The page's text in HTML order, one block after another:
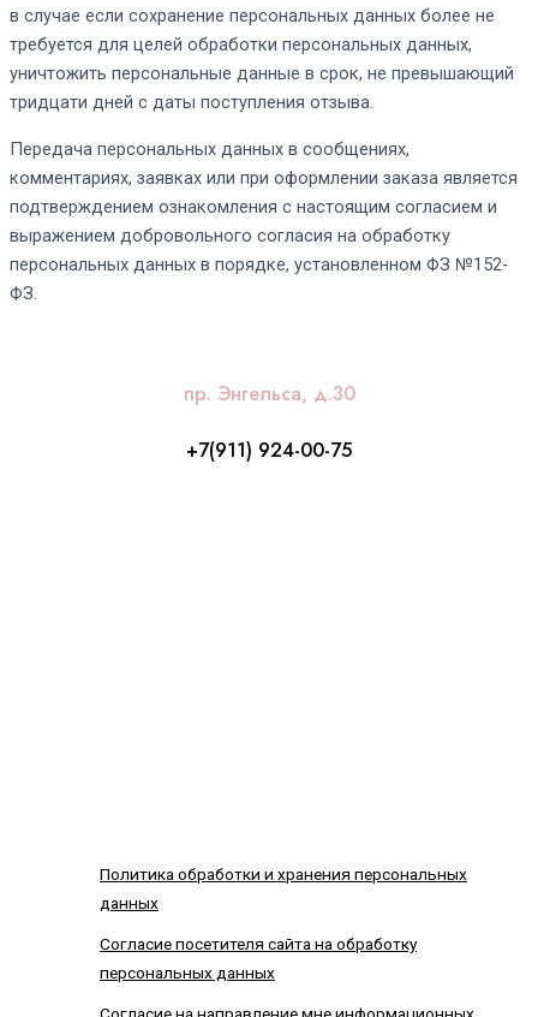
в случае если сохранение персональных данных более не
требуется для целей обработки персональных данных,
уничтожить персональные данные в срок, не превышающий
тридцати дней с даты поступления отзыва.
Передача персональных данных в сообщениях,
комментариях, заявках или при оформлении заказа является
подтверждением ознакомления с настоящим согласием и
выражением добровольного согласия на обработку
персональных данных в порядке, установленном ФЗ №152-
ФЗ.
пр. Энгельса, д.30
+7(911) 924-00-75
Политика обработки и хранения персональных
данных
Согласие посетителя сайта на обработку
персональных данных
Согласие на направление мне информационных